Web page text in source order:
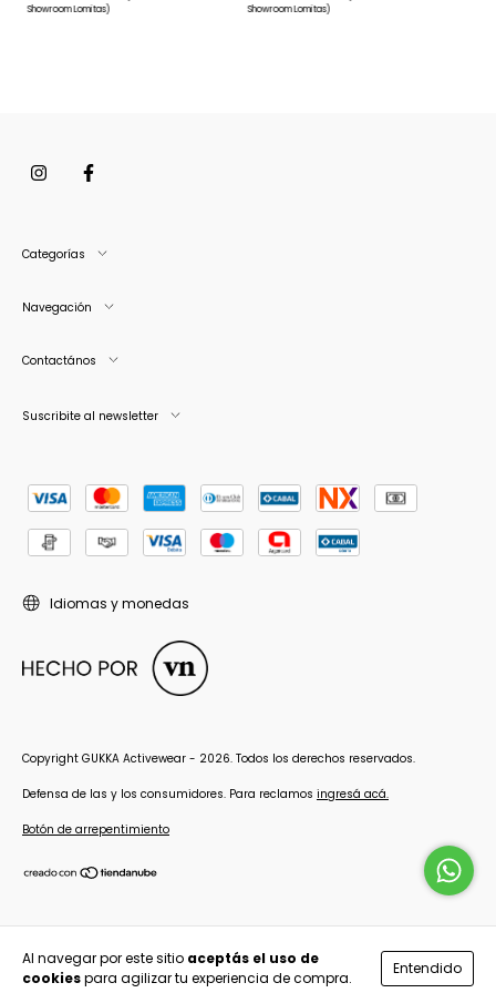
Al navegar por este sitio aceptás el uso de
cookiespara agilizar tu experiencia de compra.
Entendido
Showroom Lomitas)
Showroom Lomitas)
Categorías
Navegación
Contactános
Suscribite al newsletter
Idiomas y monedas
Copyright GUKKA Activewear - 2026. Todos los derechos reservados.
Defensa de las y los consumidores. Para reclamos ingresá acá.
Botón de arrepentimiento